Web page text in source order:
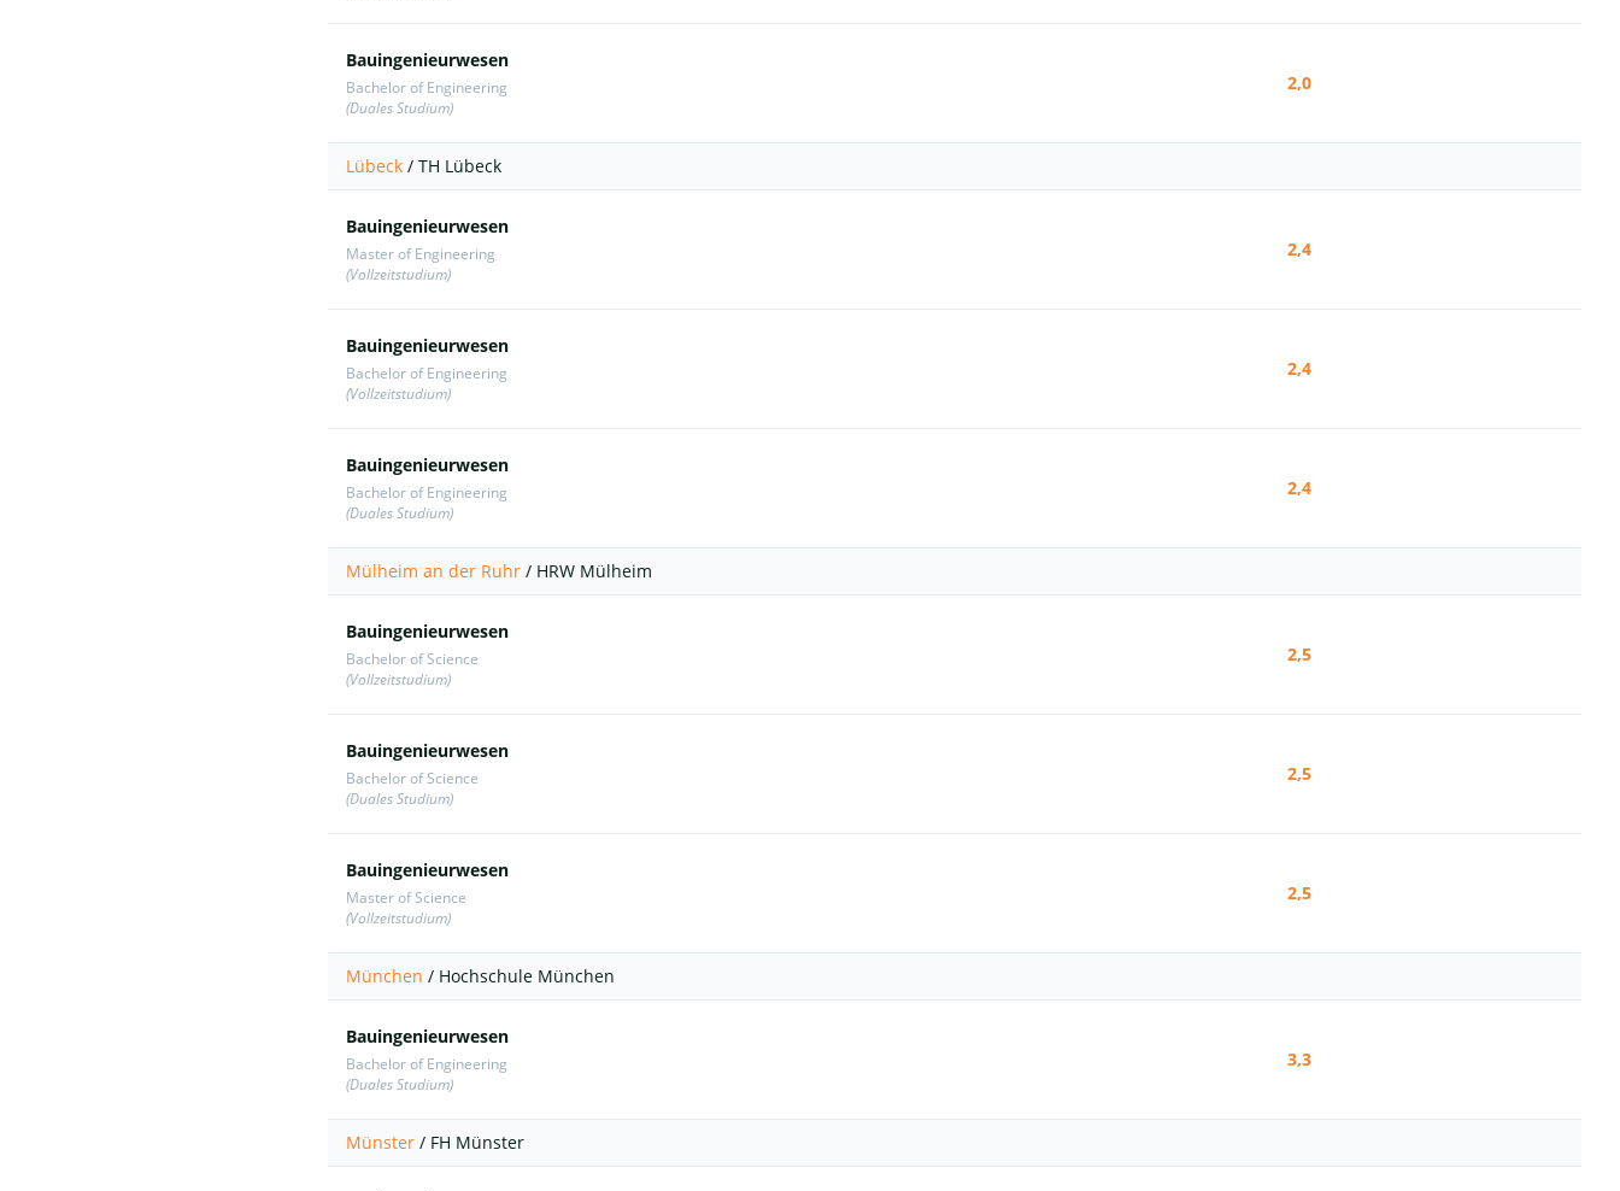
Bauingenieurwesen
Bachelor of Engineering
(Duales Studium)
2,0
Lübeck / TH Lübeck
Bauingenieurwesen
Master of Engineering
(Vollzeitstudium)
2,4
Bauingenieurwesen
Bachelor of Engineering
(Vollzeitstudium)
2,4
Bauingenieurwesen
Bachelor of Engineering
(Duales Studium)
2,4
Mülheim an der Ruhr / HRW Mülheim
Bauingenieurwesen
Bachelor of Science
(Vollzeitstudium)
2,5
Bauingenieurwesen
Bachelor of Science
(Duales Studium)
2,5
Bauingenieurwesen
Master of Science
(Vollzeitstudium)
2,5
München / Hochschule München
Bauingenieurwesen
Bachelor of Engineering
(Duales Studium)
3,3
Münster / FH Münster